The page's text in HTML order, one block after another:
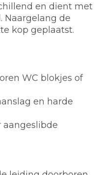
en dient met
Naargelang de
kop geplaatst.
WC blokjes of
en harde
aangeslibde